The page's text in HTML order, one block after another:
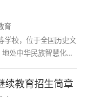
业属理工类，招
毕业证书的各
议具备一定的
育
处中华民族智慧化身
续教育招生简章